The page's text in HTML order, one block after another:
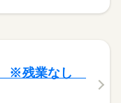
※残業なし